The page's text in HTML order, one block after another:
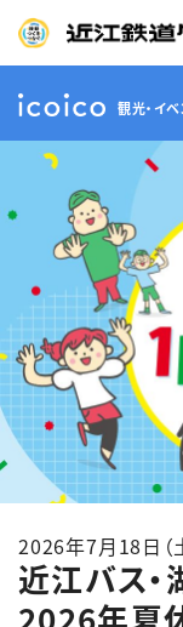
鉄道
事業一覧
観光・イベ
ニュースリリース
採用情報
English
観光・イ
2026年7月18日（
近江バス
2026年夏